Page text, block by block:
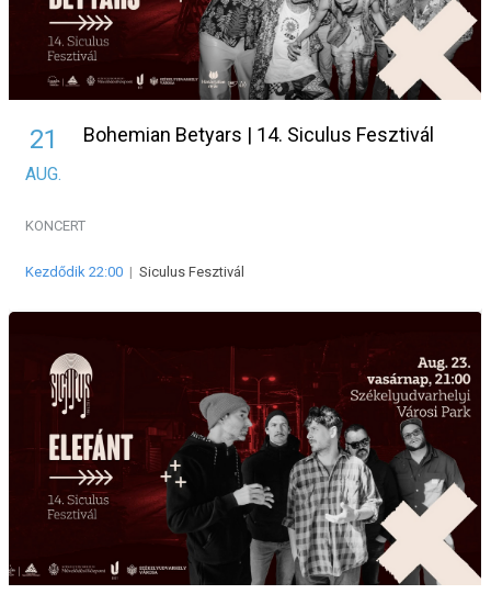
21
AUG.
Bohemian Betyars | 14. Siculus Fesztivál
KONCERT
Kezdődik 22:00 | Siculus Fesztivál